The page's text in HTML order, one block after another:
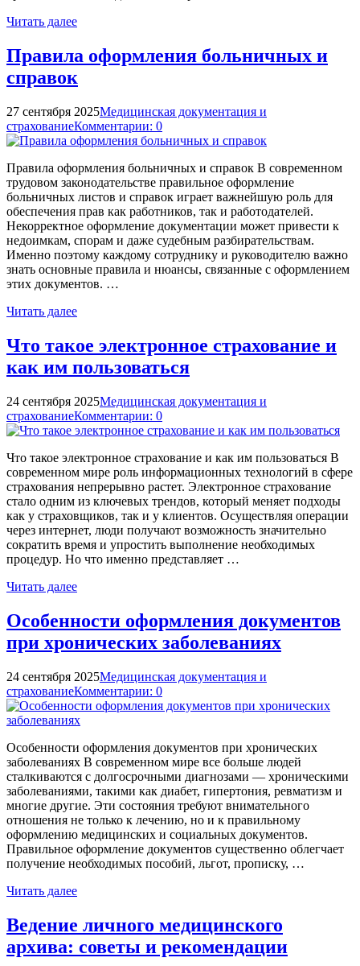
Читать далее
Правила оформления больничных и
справок
27 сентября 2025Медицинская документация и
страхованиеКомментарии: 0
Правила оформления больничных и справок В современном
трудовом законодательстве правильное оформление
больничных листов и справок играет важнейшую роль для
обеспечения прав как работников, так и работодателей.
Некорректное оформление документации может привести к
недоимкам, спорам и даже судебным разбирательствам.
Именно поэтому каждому сотруднику и руководителю важно
знать основные правила и нюансы, связанные с оформлением
этих документов. …
Читать далее
Что такое электронное страхование и
как им пользоваться
24 сентября 2025Медицинская документация и
страхованиеКомментарии: 0
Что такое электронное страхование и как им пользоваться В
современном мире роль информационных технологий в сфере
страхования непрерывно растет. Электронное страхование
стало одним из ключевых трендов, который меняет подходы
как у страховщиков, так и у клиентов. Осуществляя операции
через интернет, люди получают возможность значительно
сократить время и упростить выполнение необходимых
процедур. Но что именно представляет …
Читать далее
Особенности оформления документов
при хронических заболеваниях
24 сентября 2025Медицинская документация и
страхованиеКомментарии: 0
Особенности оформления документов при хронических
заболеваниях В современном мире все больше людей
сталкиваются с долгосрочными диагнозами — хроническими
заболеваниями, такими как диабет, гипертония, ревматизм и
многие другие. Эти состояния требуют внимательного
отношения не только к лечению, но и к правильному
оформлению медицинских и социальных документов.
Правильное оформление документов существенно облегчает
получение необходимых пособий, льгот, прописку, …
Читать далее
Ведение личного медицинского
архива: советы и рекомендации